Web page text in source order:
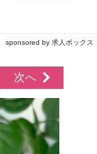
sponsored by 求人ボックス
次へ